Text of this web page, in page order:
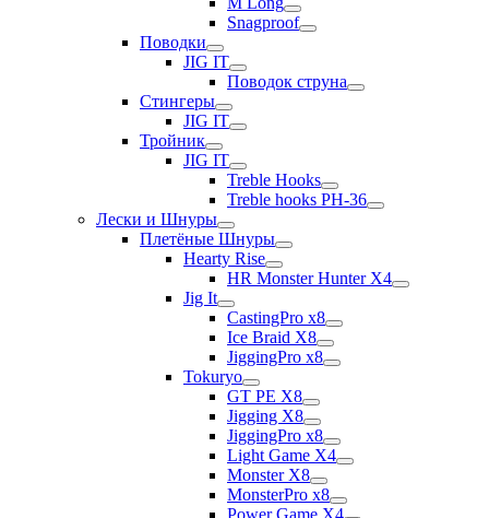
Snagproof
Поводки
JIG IT
Поводок струна
Стингеры
JIG IT
Тройник
JIG IT
Treble Hooks
Treble hooks PH-36
Лески и Шнуры
Плетёные Шнуры
Hearty Rise
HR Monster Hunter X4
Jig It
CastingPro x8
Ice Braid X8
JiggingPro x8
Tokuryo
GT PE X8
Jigging X8
JiggingPro x8
Light Game X4
Monster X8
MonsterPro x8